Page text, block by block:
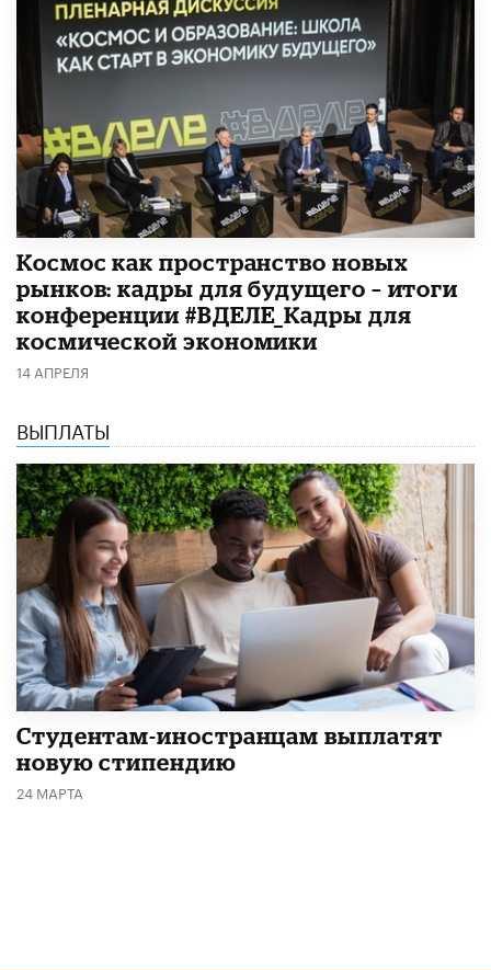
Космос как пространство новых
рынков: кадры для будущего – итоги
конференции #ВДЕЛЕ_Кадры для
космической экономики
14 АПРЕЛЯ
ВЫПЛАТЫ
Студентам-иностранцам выплатят
новую стипендию
24 МАРТА